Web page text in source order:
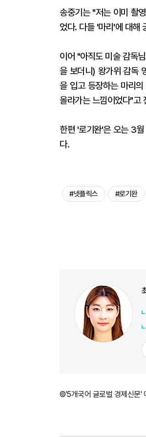
송중기는 "저는 이미 촬
었다. 다들 '마리'에 대해
이어 "아직도 미술 감독
을 보더니) 왕가위 감독
을 입고 등장하는 마리
올라가는 느낌이었다"고
한편 '로기완'은 오는 3
다.
#넷플릭스 #로기완
©'5개국어 글로벌 경제신문'